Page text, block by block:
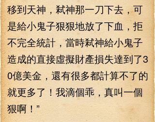
移到天神，弒神那一刀下去，可
是給小鬼子狠狠地放了下血，拒
不完全統計，當時弒神給小鬼子
造成的直接虛擬財產損失達到了3
0億美金，還有很多都計算不了的
就更多了！我滴個乖，真叫一個
狠啊！”